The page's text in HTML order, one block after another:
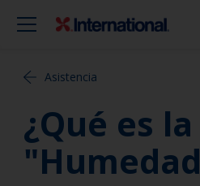
Asistencia
¿Qué es la
"Humedad